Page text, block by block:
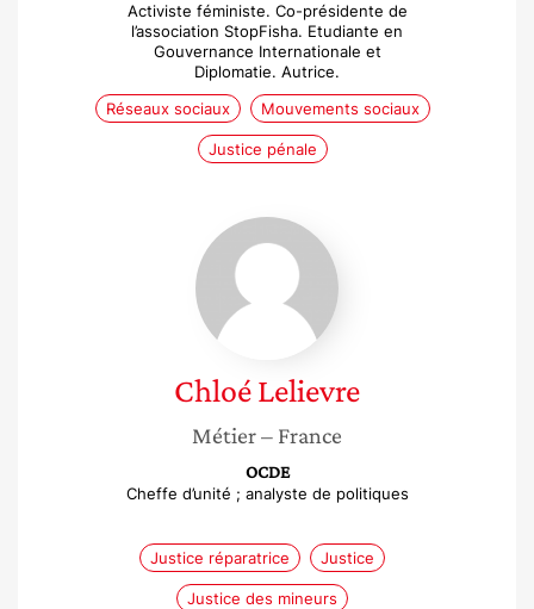
Activiste féministe. Co-présidente de
l’association StopFisha. Etudiante en
Gouvernance Internationale et
Diplomatie. Autrice.
Réseaux sociaux
Mouvements sociaux
Justice pénale
Chloé
Lelievre
ChloéLelievre
Métier– France
OCDE
Cheffe d’unité ; analyste de politiques
Justice réparatrice Justice
Justice des mineurs